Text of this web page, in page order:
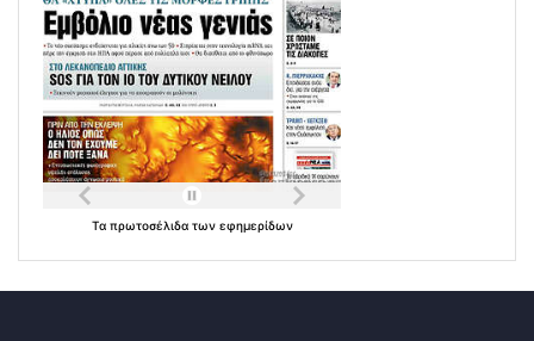
Τα πρωτοσέλιδα των εφημερίδων